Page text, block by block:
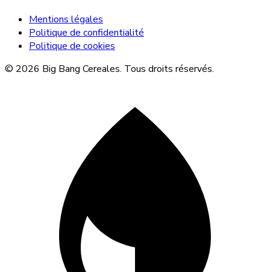
Mentions légales
Politique de confidentialité
Politique de cookies
© 2026 Big Bang Cereales. Tous droits réservés.